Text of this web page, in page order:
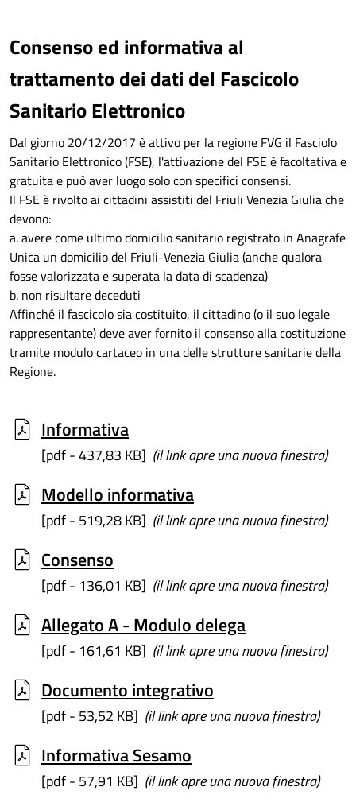
Consenso ed informativa al
trattamento dei dati del Fascicolo
Sanitario Elettronico
Dal giorno 20/12/2017 è attivo per la regione FVG il Fasciolo
Sanitario Elettronico (FSE), l'attivazione del FSE è facoltativa e
gratuita e può aver luogo solo con specifici consensi.
Il FSE è rivolto ai cittadini assistiti del Friuli Venezia Giulia che
devono:
a. avere come ultimo domicilio sanitario registrato in Anagrafe
Unica un domicilio del Friuli-Venezia Giulia (anche qualora
fosse valorizzata e superata la data di scadenza)
b. non risultare deceduti
Affinché il fascicolo sia costituito, il cittadino (o il suo legale
rappresentante) deve aver fornito il consenso alla costituzione
tramite modulo cartaceo in una delle strutture sanitarie della
Regione.
Informativa
[pdf - 437,83 KB] (il link apre una nuova finestra)
Modello informativa
[pdf - 519,28 KB] (il link apre una nuova finestra)
Consenso
[pdf - 136,01 KB] (il link apre una nuova finestra)
Allegato A - Modulo delega
[pdf - 161,61 KB] (il link apre una nuova finestra)
Documento integrativo
[pdf - 53,52 KB] (il link apre una nuova finestra)
Informativa Sesamo
[pdf - 57,91 KB] (il link apre una nuova finestra)